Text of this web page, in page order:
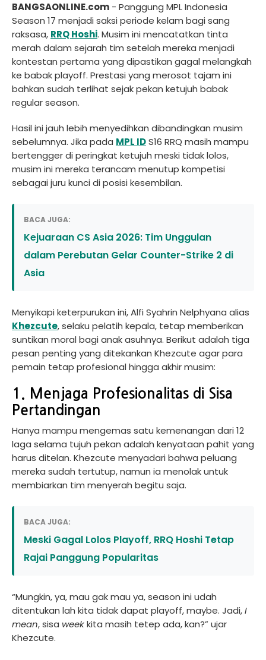
BANGSAONLINE.com - Panggung MPL Indonesia
Season 17 menjadi saksi periode kelam bagi sang
raksasa, RRQ Hoshi. Musim ini mencatatkan tinta
merah dalam sejarah tim setelah mereka menjadi
kontestan pertama yang dipastikan gagal melangkah
ke babak playoff. Prestasi yang merosot tajam ini
bahkan sudah terlihat sejak pekan ketujuh babak
regular season.
Hasil ini jauh lebih menyedihkan dibandingkan musim
sebelumnya. Jika pada MPL IDS16 RRQ masih mampu
bertengger di peringkat ketujuh meski tidak lolos,
musim ini mereka terancam menutup kompetisi
sebagai juru kunci di posisi kesembilan.
BACA JUGA:
Kejuaraan CS Asia 2026: Tim Unggulan
dalam Perebutan Gelar Counter-Strike 2 di
Asia
Menyikapi keterpurukan ini, Alfi Syahrin Nelphyana alias
Khezcute, selaku pelatih kepala, tetap memberikan
suntikan moral bagi anak asuhnya. Berikut adalah tiga
pesan penting yang ditekankan Khezcute agar para
pemain tetap profesional hingga akhir musim:
1. Menjaga Profesionalitas di Sisa
Pertandingan
Hanya mampu mengemas satu kemenangan dari 12
laga selama tujuh pekan adalah kenyataan pahit yang
harus ditelan. Khezcute menyadari bahwa peluang
mereka sudah tertutup, namun ia menolak untuk
membiarkan tim menyerah begitu saja.
BACA JUGA:
Meski Gagal Lolos Playoff, RRQ Hoshi Tetap
Rajai Panggung Popularitas
“Mungkin, ya, mau gak mau ya, season ini udah
ditentukan lah kita tidak dapat playoff, maybe. Jadi,I
mean, sisa weekkita masih tetep ada, kan?” ujar
Khezcute.